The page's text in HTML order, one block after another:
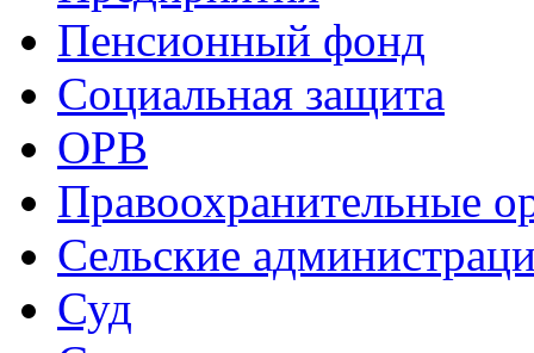
Пенсионный фонд
Социальная защита
ОРВ
Правоохранительные
Сельские
Суд